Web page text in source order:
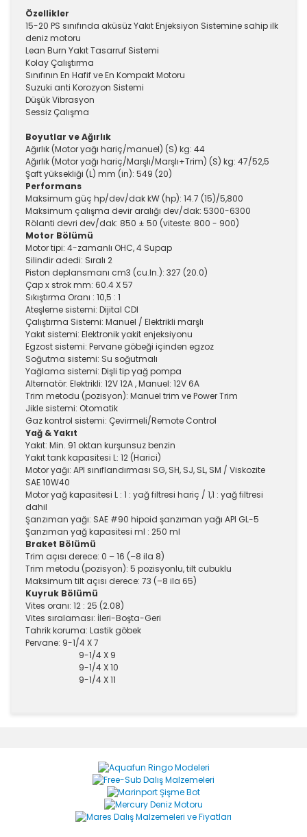
Özellikler
15-20 PS sınıfında aküsüz Yakıt Enjeksiyon Sistemine sahip ilk
deniz motoru
Lean Burn Yakıt Tasarruf Sistemi
Kolay Çalıştırma
Sınıfının En Hafif ve En Kompakt Motoru
Suzuki anti Korozyon Sistemi
Düşük Vibrasyon
Sessiz Çalışma
Boyutlar ve Ağırlık
Ağırlık (Motor yağı hariç/manuel) (S) kg: 44
Ağırlık (Motor yağı hariç/Marşlı/Marşlı+Trim) (S) kg: 47/52,5
Şaft yüksekliği (L) mm (in): 549 (20)
Performans
Maksimum güç hp/dev/dak kW (hp): 14.7 (15)/5,800
Maksimum çalışma devir aralığı dev/dak: 5300-6300
Rölanti devri dev/dak: 850 ± 50 (viteste: 800 - 900)
Motor Bölümü
Motor tipi: 4-zamanlı OHC, 4 Supap
Silindir adedi: Sıralı 2
Piston deplansmanı cm3 (cu.In.): 327 (20.0)
Çap x strok mm: 60.4 X 57
Sıkıştırma Oranı : 10,5 : 1
Ateşleme sistemi: Dijital CDI
Çalıştırma Sistemi: Manuel / Elektrikli marşlı
Yakıt sistemi: Elektronik yakit enjeksiyonu
Egzost sistemi: Pervane göbeği içinden egzoz
Soğutma sistemi: Su soğutmalı
Yağlama sistemi: Dişli tip yağ pompa
Alternatör: Elektrikli: 12V 12A , Manuel: 12V 6A
Trim metodu (pozisyon): Manuel trim ve Power Trim
Jikle sistemi: Otomatik
Gaz kontrol sistemi: Çevirmeli/Remote Control
Yağ & Yakıt
Yakıt: Min. 91 oktan kurşunsuz benzin
Yakıt tank kapasitesi L: 12 (Harici)
Motor yağı: API sınıflandırması SG, SH, SJ, SL, SM / Viskozite
SAE 10W40
Motor yağ kapasitesi L : 1 : yağ filtresi hariç / 1,1 : yağ filtresi
dahil
Şanzıman yağı: SAE #90 hipoid şanzıman yağı API GL-5
Şanzıman yağ kapasitesi ml : 250 ml
Braket Bölümü
Trim açısı derece: 0 – 16 (–8 ila 8)
Trim metodu (pozisyon): 5 pozisyonlu, tilt cubuklu
Maksimum tilt açısı derece: 73 (–8 ila 65)
Kuyruk Bölümü
Vites oranı: 12 : 25 (2.08)
Vites sıralaması: İleri-Boşta-Geri
Tahrik koruma: Lastik göbek
Pervane: 9-1/4 X 7
9-1/4 X 9
9-1/4 X 10
9-1/4 X 11
Yorum Yaz
Ürün resmi kalitesiz, bozuk veya görüntülenemiyor.
Ürün açıklamasında eksik bilgiler bulunuyor.
Ürün bilgilerinde hatalar bulunuyor.